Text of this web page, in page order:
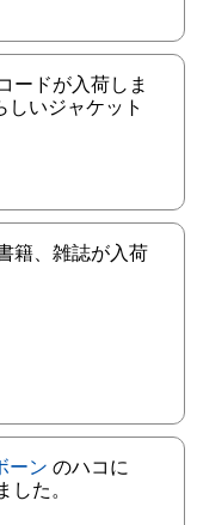
ードが入荷しま
しいジャケット
籍、雑誌が入荷
ーン のハコに
した。